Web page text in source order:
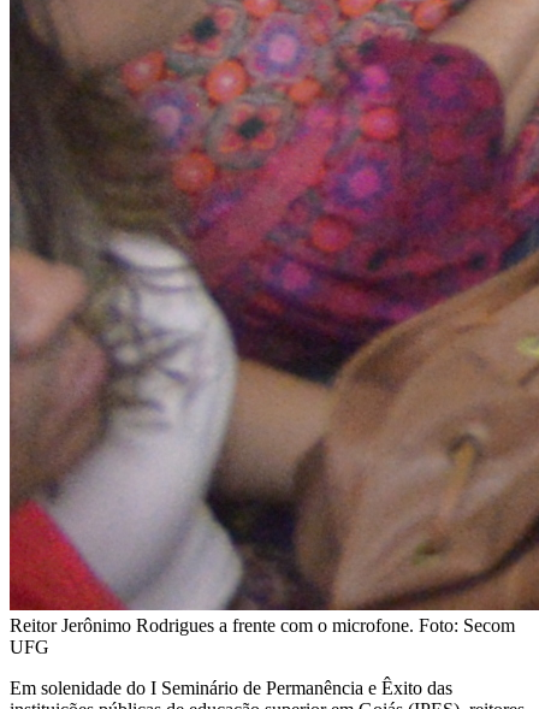
Reitor Jerônimo Rodrigues a frente com o microfone. Foto: Secom
UFG
Em solenidade do I Seminário de Permanência e Êxito das